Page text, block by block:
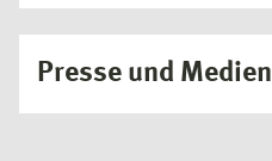
Presse und Medien